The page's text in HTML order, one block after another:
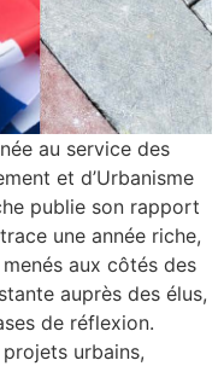
au service des
et d’Urbanisme
publie son rapport
une année riche,
aux côtés des
auprès des élus,
de réflexion.
urbains,